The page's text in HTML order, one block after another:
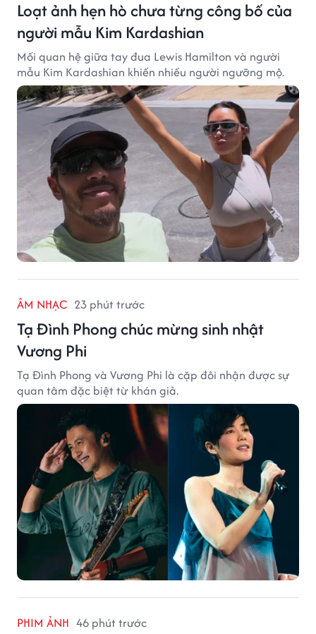
Loạt ảnh hẹn hò chưa từng công bố của
người mẫu Kim Kardashian
Mối quan hệ giữa tay đua Lewis Hamilton và người
mẫu Kim Kardashian khiến nhiều người ngưỡng mộ.
ÂM NHẠC 23 phút trước
Tạ Đình Phong chúc mừng sinh nhật
Vương Phi
Tạ Đình Phong và Vương Phi là cặp đôi nhận được sự
quan tâm đặc biệt từ khán giả.
PHIM ẢNH 46 phút trước